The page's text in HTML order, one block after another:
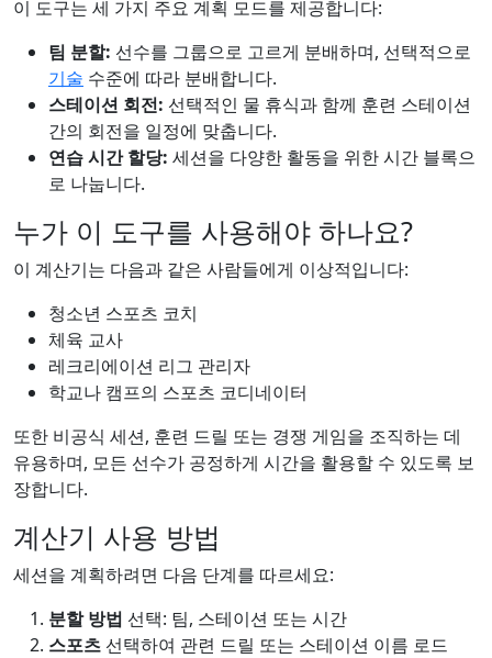
이 도구는 세 가지 주요 계획 모드를 제공합니다:
팀 분할: 선수를 그룹으로 고르게 분배하며, 선택적으로
기술 수준에 따라 분배합니다.
스테이션 회전: 선택적인 물 휴식과 함께 훈련 스테이션
간의 회전을 일정에 맞춥니다.
연습 시간 할당: 세션을 다양한 활동을 위한 시간 블록으
로 나눕니다.
누가 이 도구를 사용해야 하나요?
이 계산기는 다음과 같은 사람들에게 이상적입니다:
청소년 스포츠 코치
체육 교사
레크리에이션 리그 관리자
학교나 캠프의 스포츠 코디네이터
또한 비공식 세션, 훈련 드릴 또는 경쟁 게임을 조직하는 데
유용하며, 모든 선수가 공정하게 시간을 활용할 수 있도록 보
장합니다.
계산기 사용 방법
세션을 계획하려면 다음 단계를 따르세요:
분할 방법 선택: 팀, 스테이션 또는 시간
스포츠 선택하여 관련 드릴 또는 스테이션 이름 로드